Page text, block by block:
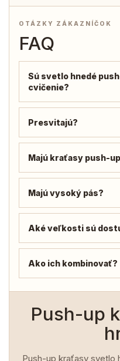
OTÁZKY ZÁKAZNÍČOK
FAQ
Sú svetlo hnedé
cvičenie?
Presvitajú?
Majú kraťasy push-
Majú vysoký pás?
Aké veľkosti sú
Ako ich kombinovať?
Push-up
Push-up kraťasy svetlo